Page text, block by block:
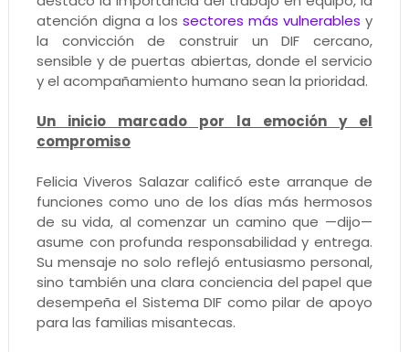
atención digna a los sectores más vulnerables y
la convicción de construir un DIF cercano,
sensible y de puertas abiertas, donde el servicio
y el acompañamiento humano sean la prioridad.
Un inicio marcado por la emoción y el
compromiso
Felicia Viveros Salazar calificó este arranque de
funciones como uno de los días más hermosos
de su vida, al comenzar un camino que —dijo—
asume con profunda responsabilidad y entrega.
Su mensaje no solo reflejó entusiasmo personal,
sino también una clara conciencia del papel que
desempeña el Sistema DIF como pilar de apoyo
para las familias misantecas.